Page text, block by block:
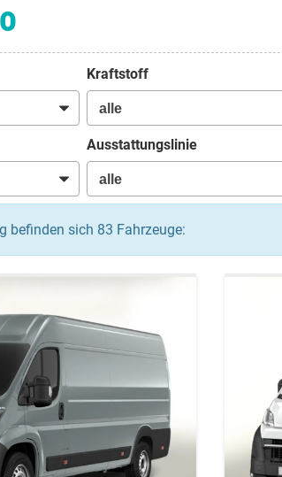
Kraftstoff
Ausstattungslinie
befinden sich 83 Fahrzeuge: